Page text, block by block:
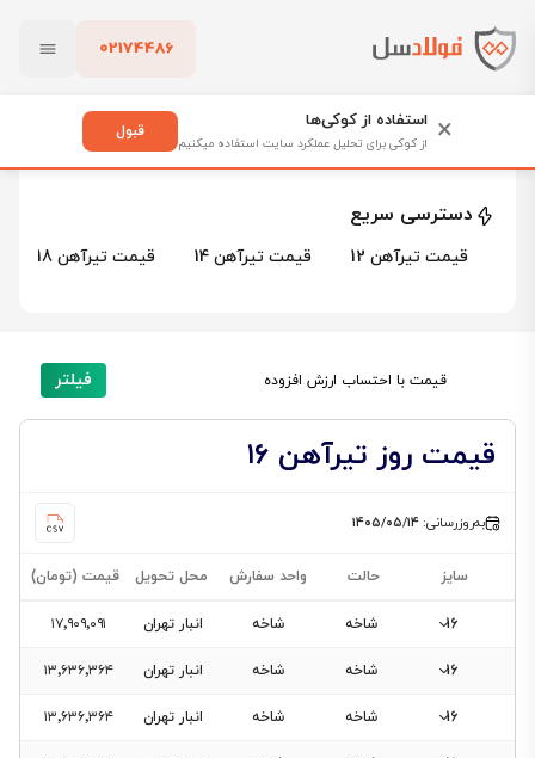
02174486
پاک کردن
فولادسل قیمت تیرآهن ۱۶
قیمت تیرآهن ۱۶
دسترسی سریع
قیمت تیرآهن 12 قیمت تیرآهن 14 قیمت تیرآهن 18
قیمت با احتساب ارزش افزوده فیلتر
قیمت روز تیرآهن ۱۶
به‌روزرسانی:۱۴۰۵/۰۵/۱۴
سایز حالت واحد سفارش محل تحویل قیمت (تومان)
16 شاخه شاخه انبار تهران ۱۷٬۹۰۹٬۰۹۱
16 شاخه شاخه انبار تهران ۱۳٬۶۳۶٬۳۶۴
16 شاخه شاخه انبار تهران ۱۳٬۶۳۶٬۳۶۴
× استفاده از کوکی‌ها
از کوکی برای تحلیل عملکرد سایت استفاده میکنیم
قبول